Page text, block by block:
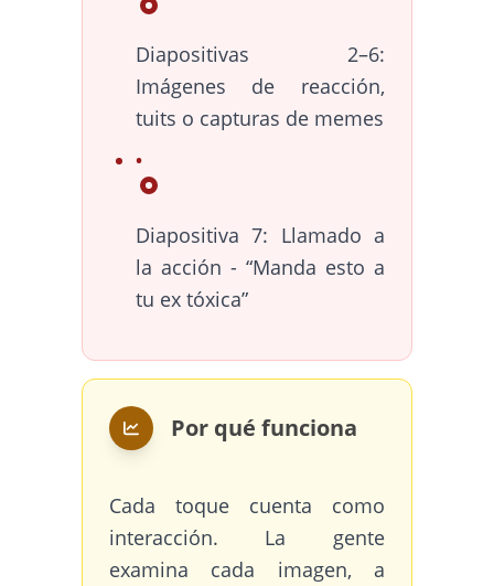
Diapositivas 2–6:
Imágenes de reacción,
tuits o capturas de memes
Diapositiva 7: Llamado a
la acción - “Manda esto a
tu ex tóxica”
Por qué funciona
Cada toque cuenta como
interacción. La gente
examina cada imagen, a